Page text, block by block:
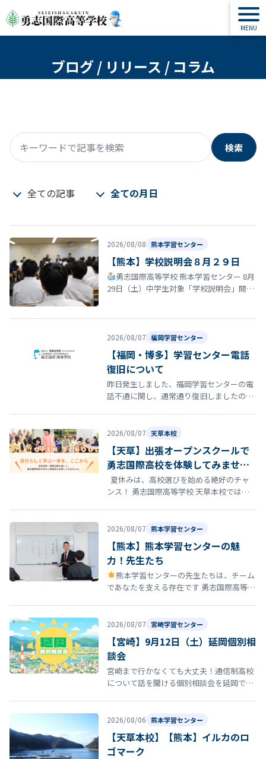
ブログ / リリース / コラム
キーワードで記事を検索
検索
全ての記事 全ての月日
2026/08/08 熊本学習センター
【熊本】学校説明会８月２９日
勇志国際高等学校 熊本学習センター 8月
29日（土）中学生対象「学校説明会」開催
2026/08/07 福岡学習センター
【福岡・博多】学習センター電話
復旧について
昨日発生しました、福岡学習センターの電
話不通に関し、通常通り復旧しましたので
2026/08/07 天草本校
【天草】出張オープンスクールで
勇志国際高校を体験してみません
か？
夏休みは、高校選びを始める絶好のチャ
ンス！ 勇志国際高等学校 天草本校では、8
2026/08/07 熊本学習センター
【熊本】熊本学習センターの魅
力！先生たち
熊本学習センターの先生たちは、チーム
であなたを支える存在です 勇志国際高等学
2026/08/07 宮崎学習センター
【宮崎】9月12日（土）延岡個別相
談会
宮崎まで行かなくても大丈夫！通信制高校
について話を聞ける個別相談会を延岡で開
2026/08/06 熊本学習センター
【天草本校】【熊本】イルカのロ
ゴマーク